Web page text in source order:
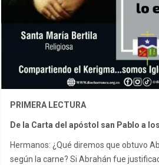
PRIMERA LECTURA
De la Carta del apóstol san Pablo a
Hermanos: ¿Qué diremos que obtuvo
según la carne? Si Abrahán fue